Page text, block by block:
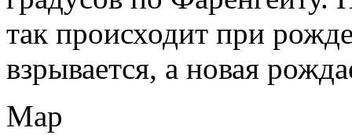
так происходит при
взрывается, а новая
Мар